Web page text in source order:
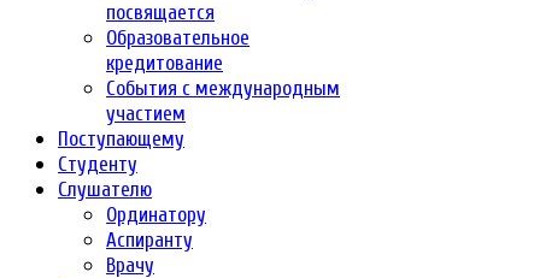
посвящается
Образовательное
кредитование
События с международным
участием
Поступающему
Студенту
Слушателю
Ординатору
Аспиранту
Врачу